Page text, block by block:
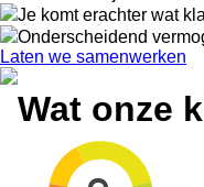
Je komt erachter wat
Onderscheidend
Laten we samenwerken
Wat onze